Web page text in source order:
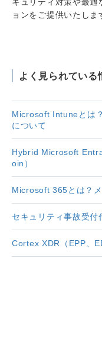
キュリティ対策や最
ョンをご提供いたしま
よく見られている
Microsoft Intuneとは
について
Hybrid Microsoft
oin）
Microsoft 365とは？
セキュリティ事故受付
Cortex XDR（EPP、